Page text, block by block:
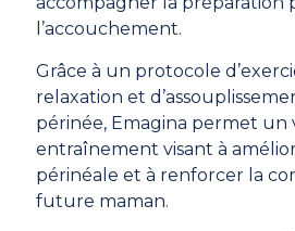
l’accouchement.
Grâce à un protocole
relaxation et
périnée, Emagina permet un
entraînement visant à
périnéale et à renforcer la
future maman.